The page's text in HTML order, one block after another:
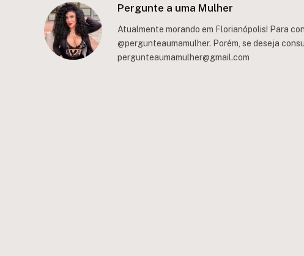
Pergunte a uma Mulher
Atualmente morando em Florianópolis! Para
@pergunteaumamulher. Porém, se deseja
pergunteaumamulher@gmail.com